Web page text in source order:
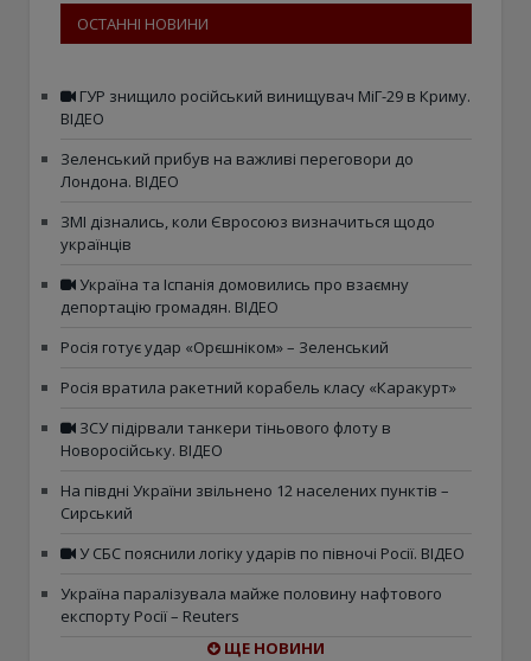
ОСТАННІ НОВИНИ
ГУР знищило російський винищувач МіГ-29 в Криму.
ВІДЕО
Зеленський прибув на важливі переговори до
Лондона. ВІДЕО
ЗМІ дізнались, коли Євросоюз визначиться щодо
українців
Україна та Іспанія домовились про взаємну
депортацію громадян. ВІДЕО
Росія готує удар «Орєшніком» – Зеленський
Росія вратила ракетний корабель класу «Каракурт»
ЗСУ підірвали танкери тіньового флоту в
Новоросійську. ВІДЕО
На півдні України звільнено 12 населених пунктів –
Сирський
У СБС пояснили логіку ударів по півночі Росії. ВІДЕО
Україна паралізувала майже половину нафтового
експорту Росії – Reuters
ЩЕ НОВИНИ